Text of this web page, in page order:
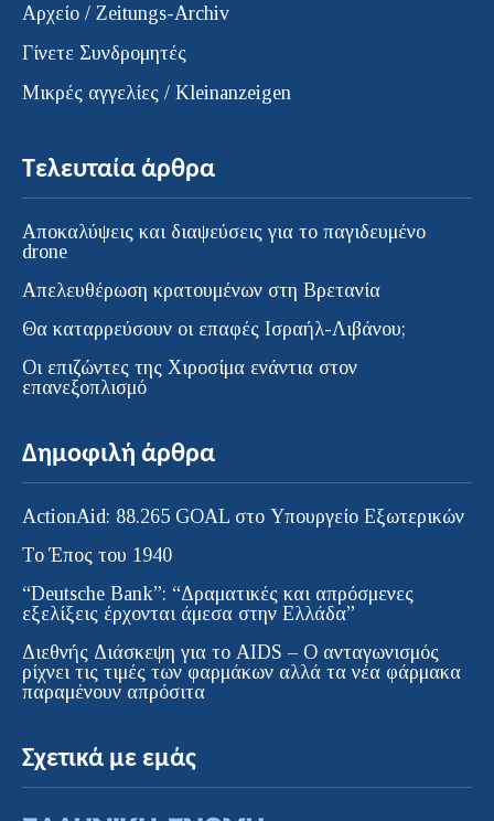
Αρχείο / Zeitungs-Archiv
Γίνετε Συνδρομητές
Μικρές αγγελίες / Kleinanzeigen
Τελευταία άρθρα
Αποκαλύψεις και διαψεύσεις για το παγιδευμένο
drone
Απελευθέρωση κρατουμένων στη Βρετανία
Θα καταρρεύσουν οι επαφές Ισραήλ-Λιβάνου;
Οι επιζώντες της Χιροσίμα ενάντια στον
επανεξοπλισμό
Δημοφιλή άρθρα
ActionAid: 88.265 GOAL στο Υπουργείο Εξωτερικών
Το Έπος του 1940
“Deutsche Bank”: “Δραματικές και απρόσμενες
εξελίξεις έρχονται άμεσα στην Ελλάδα”
Διεθνής Διάσκεψη για το AIDS – Ο ανταγωνισμός
ρίχνει τις τιμές των φαρμάκων αλλά τα νέα φάρμακα
παραμένουν απρόσιτα
Σχετικά με εμάς